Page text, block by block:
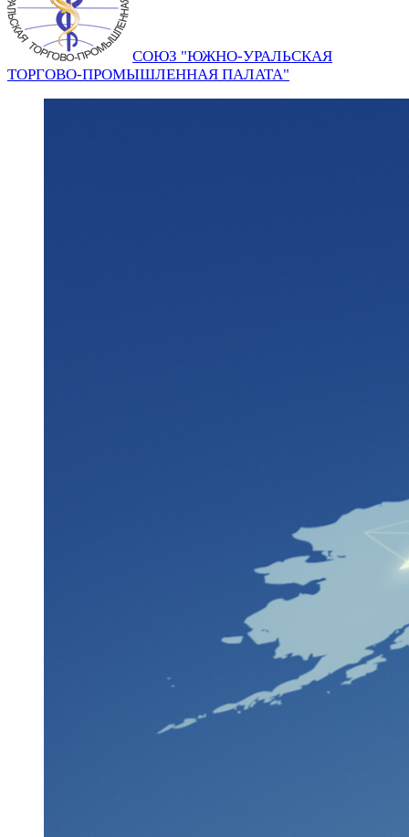
СОЮЗ "ЮЖНО-УРАЛЬСКАЯ
ТОРГОВО-ПРОМЫШЛЕННАЯ ПАЛАТА"